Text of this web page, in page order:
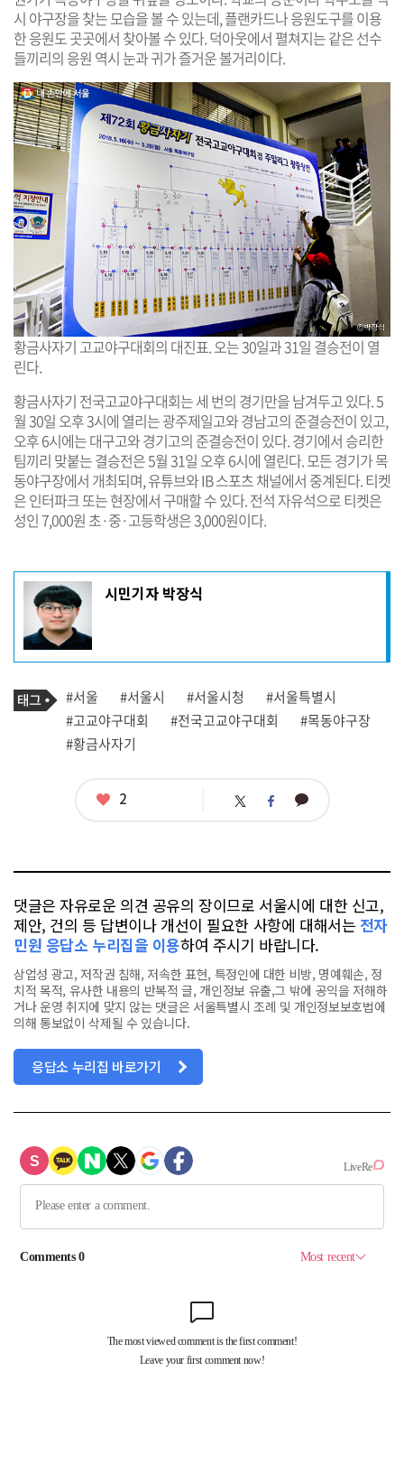
시 야구장을 찾는 모습을 볼 수 있는데, 플랜카드나 응원도구를 이용
한 응원도 곳곳에서 찾아볼 수 있다. 덕아웃에서 펼쳐지는 같은 선수
들끼리의 응원 역시 눈과 귀가 즐거운 볼거리이다.
황금사자기 고교야구대회의 대진표. 오는 30일과 31일 결승전이 열
린다.
황금사자기 전국고교야구대회는 세 번의 경기만을 남겨두고 있다. 5
월 30일 오후 3시에 열리는 광주제일고와 경남고의 준결승전이 있고,
오후 6시에는 대구고와 경기고의 준결승전이 있다. 경기에서 승리한
팀끼리 맞붙는 결승전은 5월 31일 오후 6시에 열린다. 모든 경기가 목
동야구장에서 개최되며, 유튜브와 IB 스포츠 채널에서 중계된다. 티켓
은 인터파크 또는 현장에서 구매할 수 있다. 전석 자유석으로 티켓은
성인 7,000원 초·중·고등학생은 3,000원이다.
기
사
성
자
프
필
시민기자 박장식
기
사
관
련
태
태
그
#서울 #서울시 #서울시청
#서울특별시
#고교야구대회
#전국고교야구대회
#목동야구장
#황금사자기
좋
2 트 페 카
댓글은 자유로운 의견 공유의 장이므로 서울시에 대한 신고,
제안, 건의 등 답변이나 개선이 필요한 사항에 대해서는 전자
민원 응답소 누리집을 이용하여 주시기 바랍니다.
상업성 광고, 저작권 침해, 저속한 표현, 특정인에 대한 비방, 명예훼손, 정
치적 목적, 유사한 내용의 반복적 글, 개인정보 유출,그 밖에 공익을 저해하
거나 운영 취지에 맞지 않는 댓글은 서울특별시 조례 및 개인정보보호법에
의해 통보없이 삭제될 수 있습니다.
응답소 누리집 바로가기